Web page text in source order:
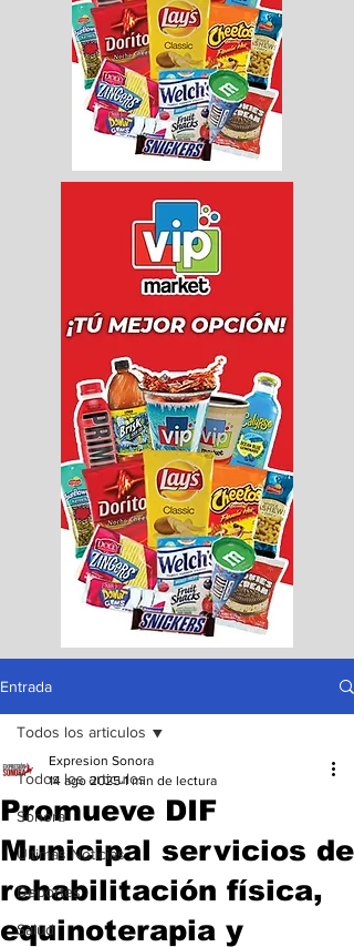
Entrada
Todos los articulos
Sonora
Ultimas Noticias
Deportes
Salud
Todos los articulos
Promueve DIF
Municipal servicios de
rehabilitación física,
equinoterapia y
Expresion Sonora
14 ago 2025 1 min de lectura